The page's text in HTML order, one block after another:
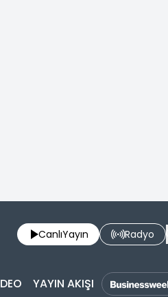
CanlıYayın Radyo
YAYIN AKIŞI